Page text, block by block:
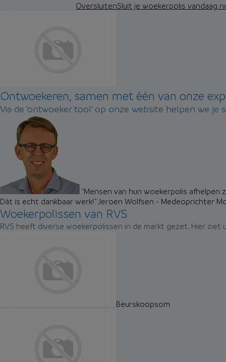
OversluitenSluit je woekerpolis vandaag
Ontwoekeren, samen met één van onze
Via de 'ontwoeker tool' op onze website helpen we je
"Mensen van hun woekerpolis
Dát is echt dankbaar werk!"Jeroen Wolfsen - Medeoprichter
Woekerpolissen van RVS
RVS heeft diverse woekerpolissen in de markt gezet. Hier
Beurskoopsom